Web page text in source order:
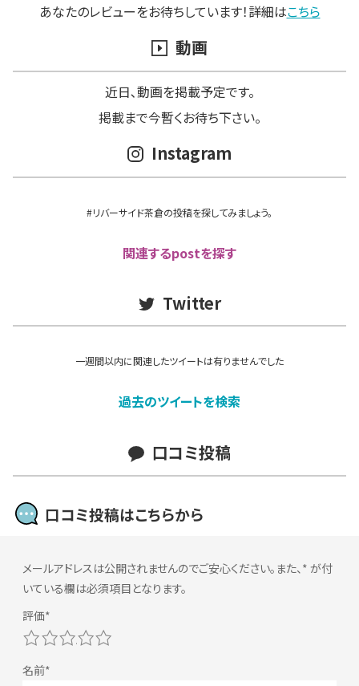
あなたのレビューをお待ちしています！詳細はこちら
動画
近日､動画を掲載予定です。
掲載まで今暫くお待ち下さい。
Instagram
#リバーサイド茶倉の投稿を探してみましょう。
関連するpostを探す
Twitter
一週間以内に関連したツイートは有りませんでした
過去のツイートを検索
口コミ投稿
口コミ投稿はこちらから
メールアドレスは公開されませんのでご安心ください。また、 * が付
いている欄は必須項目となります。
5
4
3
2